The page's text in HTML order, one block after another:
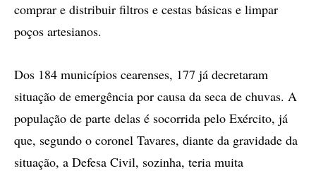
comprar e distribuir filtros e cestas básicas e limpar
poços artesianos.
Dos 184 municípios cearenses, 177 já decretaram
situação de emergência por causa da seca de chuvas. A
população de parte delas é socorrida pelo Exército, já
que, segundo o coronel Tavares, diante da gravidade da
situação, a Defesa Civil, sozinha, teria muita